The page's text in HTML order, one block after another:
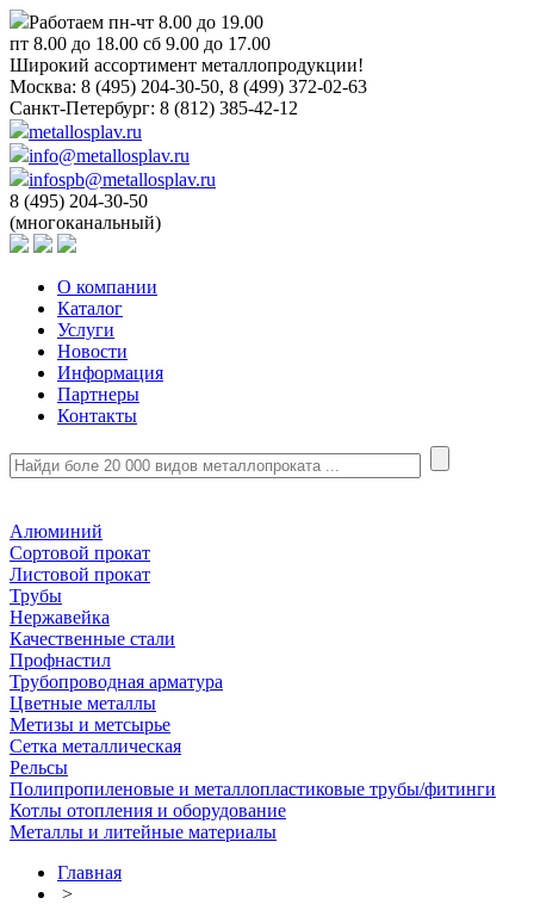
Работаем пн-чт 8.00 до 19.00
пт 8.00 до 18.00 сб 9.00 до 17.00
Широкий ассортимент металлопродукции!
Москва: 8 (495) 204-30-50, 8 (499) 372-02-63
Санкт-Петербург: 8 (812) 385-42-12
metallosplav.ru
info@metallosplav.ru
infospb@metallosplav.ru
8 (495) 204-30-50
(многоканальный)
О компании
Каталог
Услуги
Новости
Информация
Партнеры
Контакты
Алюминий
Сортовой прокат
Листовой прокат
Трубы
Нержавейка
Качественные стали
Профнастил
Трубопроводная арматура
Цветные металлы
Метизы и метсырье
Сетка металлическая
Рельсы
Полипропиленовые и металлопластиковые трубы/фитинги
Котлы отопления и оборудование
Металлы и литейные материалы
Главная
>